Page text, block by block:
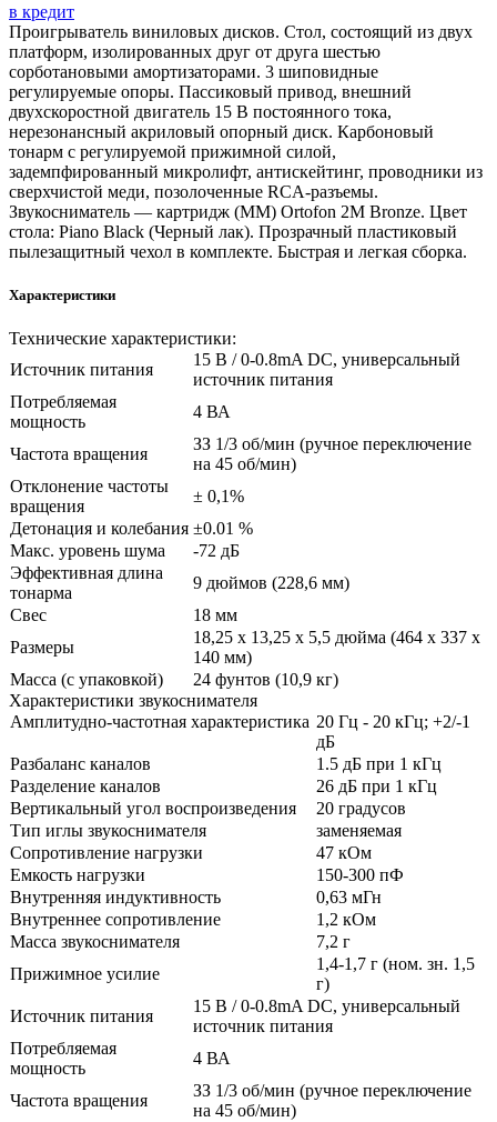
в кредит
Проигрыватель виниловых дисков. Стол, состоящий из двух
платформ, изолированных друг от друга шестью
сорботановыми амортизаторами. 3 шиповидные
регулируемые опоры. Пассиковый привод, внешний
двухскоростной двигатель 15 В постоянного тока,
нерезонансный акриловый опорный диск. Карбоновый
тонарм с регулируемой прижимной силой,
задемпфированный микролифт, антискейтинг, проводники из
сверхчистой меди, позолоченные RCA-разъемы.
Звукосниматель — картридж (ММ) Ortofon 2M Bronze. Цвет
стола: Piano Black (Черный лак). Прозрачный пластиковый
пылезащитный чехол в комплекте. Быстрая и легкая сборка.
Характеристики
Технические характеристики:
Источник питания
15 В / 0-0.8mA DC, универсальный
источник питания
Потребляемая
мощность
4 ВА
Частота вращения
ЗЗ 1/3 об/мин (ручное переключение
на 45 об/мин)
Отклонение частоты
вращения
± 0,1%
Детонация и колебания ±0.01 %
Макс. уровень шума
-72 дБ
Эффективная длина
тонарма
9 дюймов (228,6 мм)
Свес
18 мм
Размеры
18,25 x 13,25 x 5,5 дюйма (464 х 337 х
140 мм)
Масса (с упаковкой)
24 фунтов (10,9 кг)
Характеристики звукоснимателя
Амплитудно-частотная характеристика 20 Гц - 20 кГц; +2/-1
дБ
Разбаланс каналов
1.5 дБ при 1 кГц
Разделение каналов
26 дБ при 1 кГц
Вертикальный угол воспроизведения
20 градусов
Тип иглы звукоснимателя
заменяемая
Сопротивление нагрузки
47 кОм
Емкость нагрузки
150-300 пФ
Внутренняя индуктивность
0,63 мГн
Внутреннее сопротивление
1,2 кОм
Масса звукоснимателя
7,2 г
Прижимное усилие
1,4-1,7 г (ном. зн. 1,5
г)
Источник питания
15 В / 0-0.8mA DC, универсальный
источник питания
Потребляемая
мощность
4 ВА
Частота вращения
ЗЗ 1/3 об/мин (ручное переключение
на 45 об/мин)